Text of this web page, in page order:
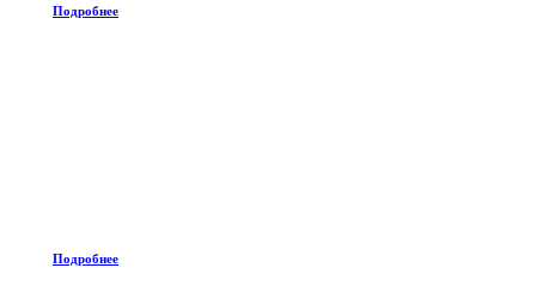
Подробнее
Подробнее